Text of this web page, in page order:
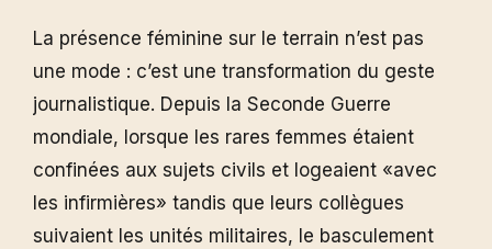
La présence féminine sur le terrain n’est pas
une mode : c’est une transformation du geste
journalistique. Depuis la Seconde Guerre
mondiale, lorsque les rares femmes étaient
confinées aux sujets civils et logeaient «avec
les infirmières» tandis que leurs collègues
suivaient les unités militaires, le basculement